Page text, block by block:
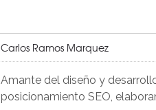
Carlos Ramos Marquez
Amante del diseño y
posicionamiento SEO,